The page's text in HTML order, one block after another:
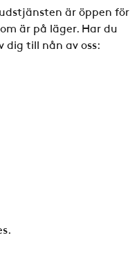
är öppen för
är på läger. Har du
dig till nån av oss: